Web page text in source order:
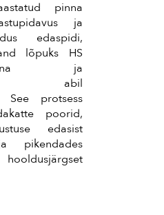
pinna
ja
edaspidi,
lõpuks HS
ja
abil
See protsess
poorid,
edasist
pikendades